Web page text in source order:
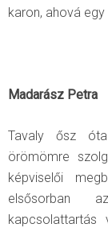
karon, ahová
Madarász Petra
Tavaly ősz
örömömre
képviselői
elsősorban